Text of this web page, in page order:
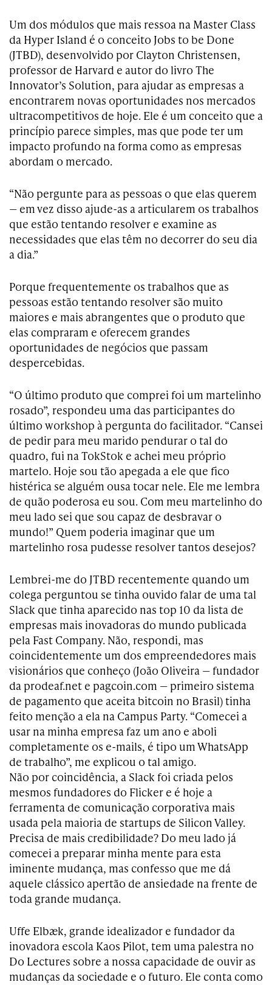
Um dos módulos que mais ressoa na Master Class
da Hyper Island é o conceito Jobs to be Done
(JTBD), desenvolvido por Clayton Christensen,
professor de Harvard e autor do livro The
Innovator’s Solution, para ajudar as empresas a
encontrarem novas oportunidades nos mercados
ultracompetitivos de hoje. Ele é um conceito que a
princípio parece simples, mas que pode ter um
impacto profundo na forma como as empresas
abordam o mercado.
“Não pergunte para as pessoas o que elas querem
— em vez disso ajude-as a articularem os trabalhos
que estão tentando resolver e examine as
necessidades que elas têm no decorrer do seu dia
a dia.”
Porque frequentemente os trabalhos que as
pessoas estão tentando resolver são muito
maiores e mais abrangentes que o produto que
elas compraram e oferecem grandes
oportunidades de negócios que passam
despercebidas.
“O último produto que comprei foi um martelinho
rosado”, respondeu uma das participantes do
último workshop à pergunta do facilitador. “Cansei
de pedir para meu marido pendurar o tal do
quadro, fui na TokStok e achei meu próprio
martelo. Hoje sou tão apegada a ele que fico
histérica se alguém ousa tocar nele. Ele me lembra
de quão poderosa eu sou. Com meu martelinho do
meu lado sei que sou capaz de desbravar o
mundo!” Quem poderia imaginar que um
martelinho rosa pudesse resolver tantos desejos?
Lembrei-me do JTBD recentemente quando um
colega perguntou se tinha ouvido falar de uma tal
Slack que tinha aparecido nas top 10 da lista de
empresas mais inovadoras do mundo publicada
pela Fast Company. Não, respondi, mas
coincidentemente um dos empreendedores mais
visionários que conheço (João Oliveira — fundador
da prodeaf.net e pagcoin.com — primeiro sistema
de pagamento que aceita bitcoin no Brasil) tinha
feito menção a ela na Campus Party. “Comecei a
usar na minha empresa faz um ano e aboli
completamente os e-mails, é tipo um WhatsApp
de trabalho”, me explicou o tal amigo.
Não por coincidência, a Slack foi criada pelos
mesmos fundadores do Flicker e é hoje a
ferramenta de comunicação corporativa mais
usada pela maioria de startups de Silicon Valley.
Precisa de mais credibilidade? Do meu lado já
comecei a preparar minha mente para esta
iminente mudança, mas confesso que me dá
aquele clássico apertão de ansiedade na frente de
toda grande mudança.
Uffe Elbæk, grande idealizador e fundador da
inovadora escola Kaos Pilot, tem uma palestra no
Do Lectures sobre a nossa capacidade de ouvir as
mudanças da sociedade e o futuro. Ele conta como